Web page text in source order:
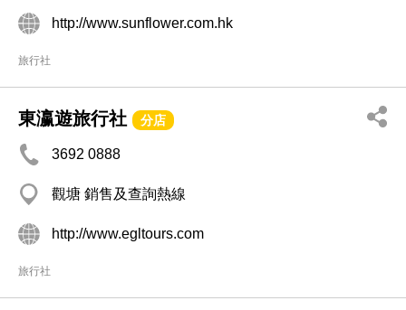
http://www.sunflower.com.hk
旅行社
東瀛遊旅行社 分店
3692 0888
觀塘 銷售及查詢熱線
http://www.egltours.com
旅行社